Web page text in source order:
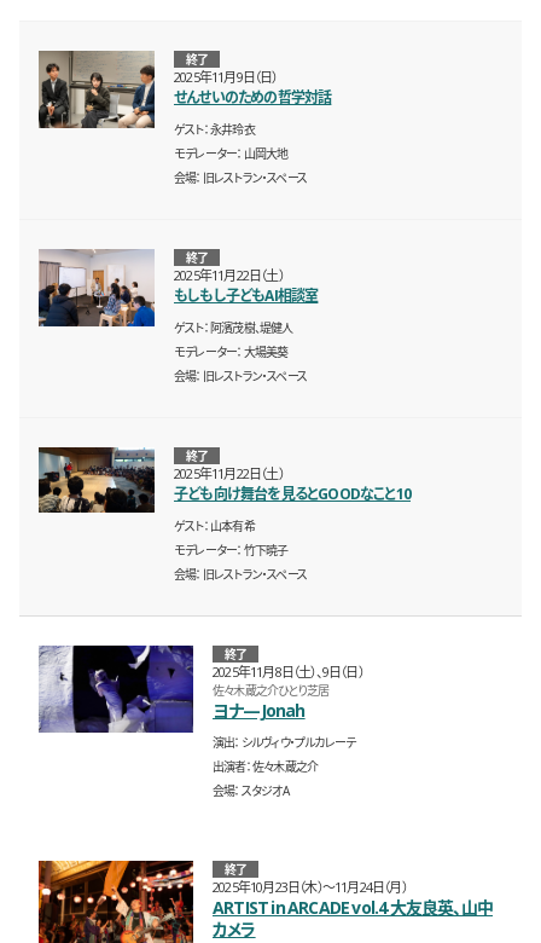
2025年11月9日（日）
終了
せんせいのための哲学対話
ゲスト 永井玲衣
モデレーター 山岡大地
会場 旧レストラン・スペース
2025年11月22日（土）
終了
もしもし子どもAI相談室
ゲスト 阿濱茂樹、堤健人
モデレーター 大場美葵
会場 旧レストラン・スペース
2025年11月22日（土）
終了
子ども向け舞台を見るとGOODなこと10
ゲスト 山本有希
モデレーター 竹下暁子
会場 旧レストラン・スペース
2025年11月8日（土）、9日（日）
終了
佐々木蔵之介ひとり芝居
ヨナ—Jonah
演出 シルヴィウ・プルカレーテ
出演者 佐々木蔵之介
会場 スタジオA
2025年10月23日（木）〜11月24日（月）
終了
ARTIST in ARCADE vol.4 大友良英、山中
カメラ